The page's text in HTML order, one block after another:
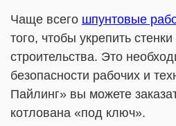
Чаще всего шпунтовые
того, чтобы укрепить
строительства. Это
безопасности рабочих и
Пайлинг» вы можете
котлована «под ключ».